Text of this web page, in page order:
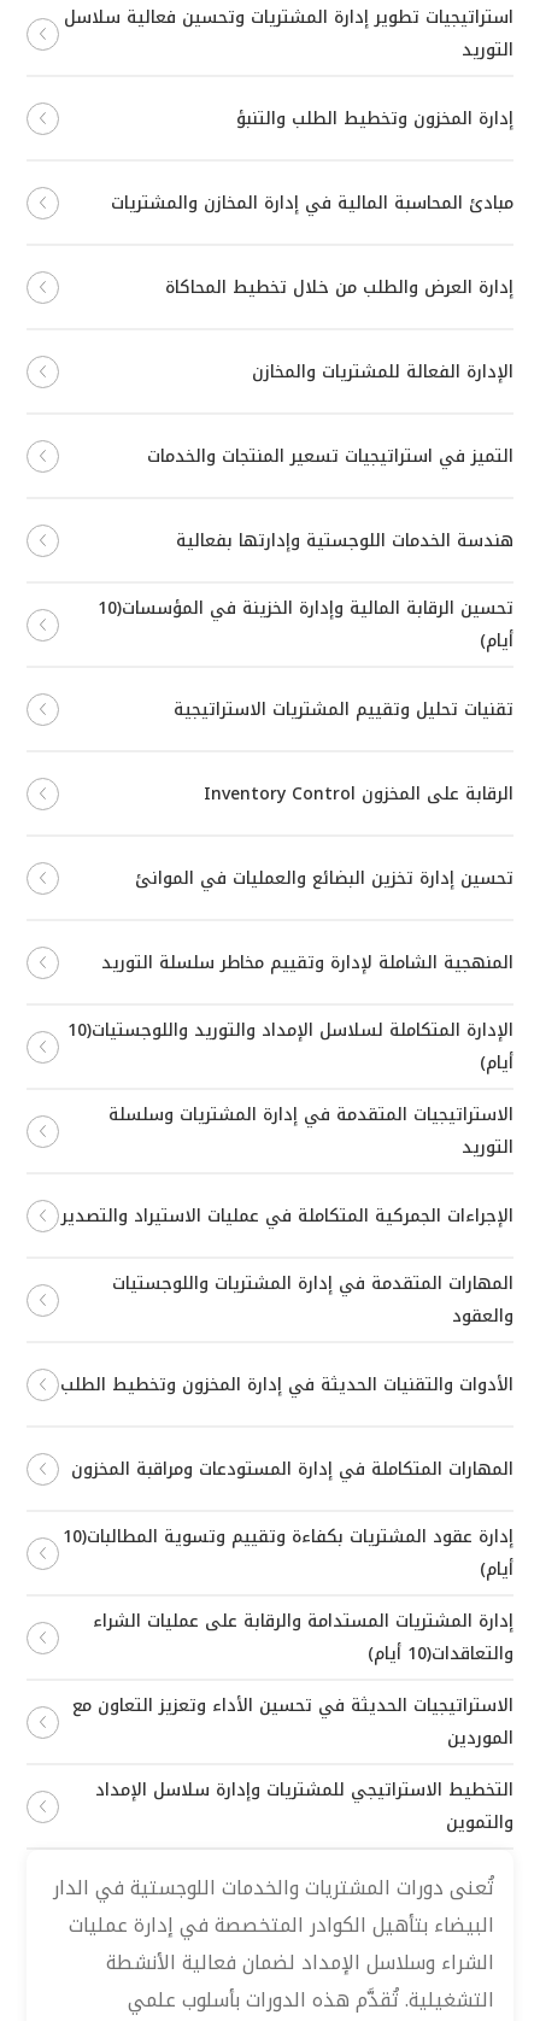
استراتيجيات تطوير إدارة المشتريات وتحسين فعالية سلاسل
التوريد
إدارة المخزون وتخطيط الطلب والتنبؤ
مبادئ المحاسبة المالية في إدارة المخازن والمشتريات
إدارة العرض والطلب من خلال تخطيط المحاكاة
الإدارة الفعالة للمشتريات والمخازن
التميز في استراتيجيات تسعير المنتجات والخدمات
هندسة الخدمات اللوجستية وإدارتها بفعالية
تحسين الرقابة المالية وإدارة الخزينة في المؤسسات(10
أيام)
تقنيات تحليل وتقييم المشتريات الاستراتيجية
الرقابة على المخزون Inventory Control
تحسين إدارة تخزين البضائع والعمليات في الموانئ
المنهجية الشاملة لإدارة وتقييم مخاطر سلسلة التوريد
الإدارة المتكاملة لسلاسل الإمداد والتوريد واللوجستيات(10
أيام)
الاستراتيجيات المتقدمة في إدارة المشتريات وسلسلة
التوريد
الإجراءات الجمركية المتكاملة في عمليات الاستيراد والتصدير
المهارات المتقدمة في إدارة المشتريات واللوجستيات
والعقود
الأدوات والتقنيات الحديثة في إدارة المخزون وتخطيط الطلب
المهارات المتكاملة في إدارة المستودعات ومراقبة المخزون
إدارة عقود المشتريات بكفاءة وتقييم وتسوية المطالبات(10
أيام)
إدارة المشتريات المستدامة والرقابة على عمليات الشراء
والتعاقدات(10 أيام)
الاستراتيجيات الحديثة في تحسين الأداء وتعزيز التعاون مع
الموردين
التخطيط الاستراتيجي للمشتريات وإدارة سلاسل الإمداد
والتموين
تُعنى دورات المشتريات والخدمات اللوجستية في الدار
البيضاء بتأهيل الكوادر المتخصصة في إدارة عمليات
الشراء وسلاسل الإمداد لضمان فعالية الأنشطة
التشغيلية. تُقدَّم هذه الدورات بأسلوب علمي